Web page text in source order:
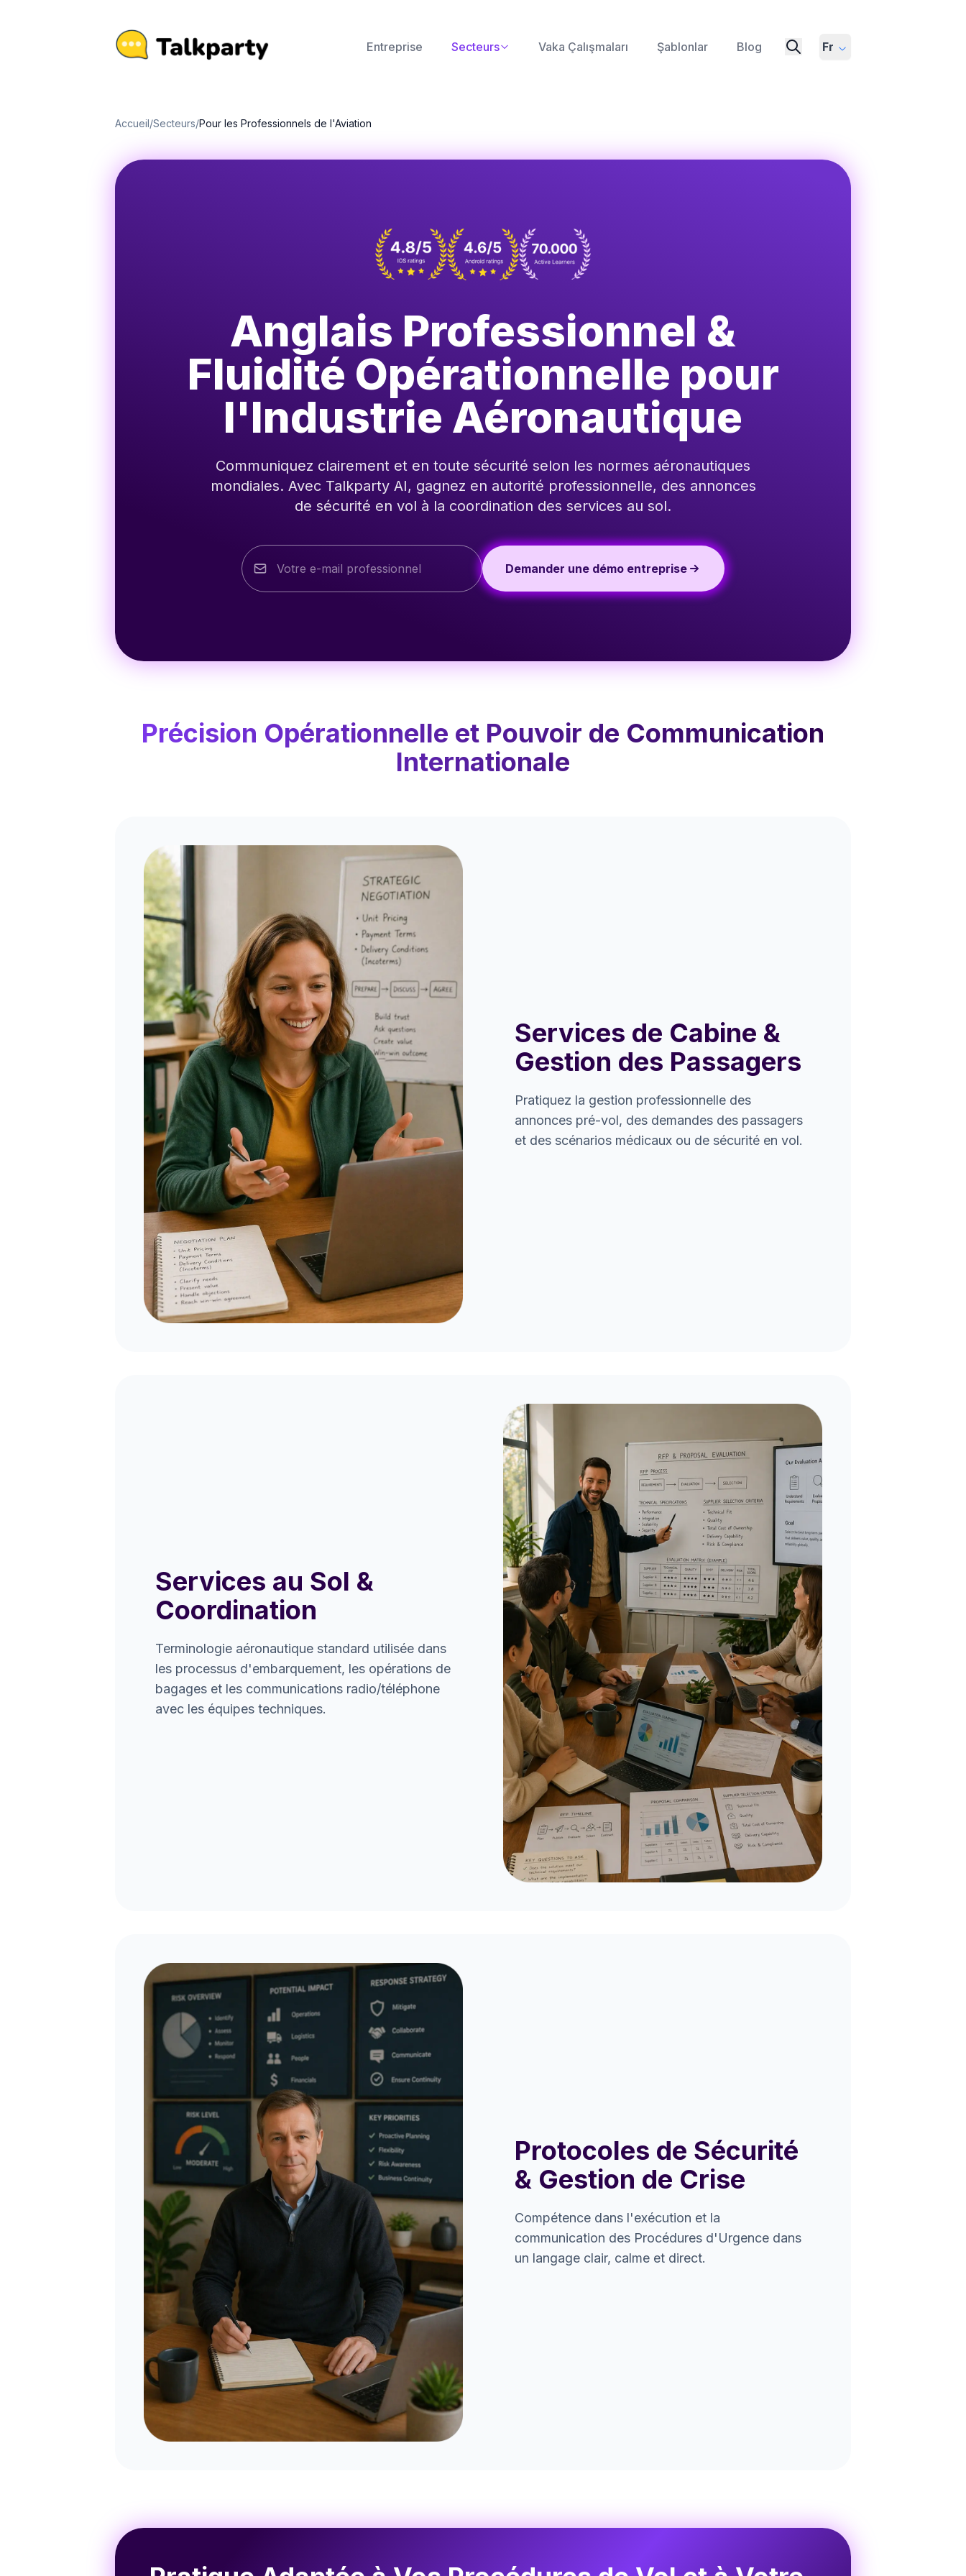
Entreprise Secteurs Vaka Çalışmaları Şablonlar Blog Fr
Accueil/Secteurs/Pour les Professionnels de l'Aviation
Anglais Professionnel &
Fluidité Opérationnelle pour
l'Industrie Aéronautique
Communiquez clairement et en toute sécurité selon les normes aéronautiques
mondiales. Avec Talkparty AI, gagnez en autorité professionnelle, des annonces
de sécurité en vol à la coordination des services au sol.
Demander une démo entreprise
Précision Opérationnelle et Pouvoir de Communication
Internationale
Services de Cabine &
Gestion des Passagers
Pratiquez la gestion professionnelle des
annonces pré-vol, des demandes des passagers
et des scénarios médicaux ou de sécurité en vol.
Services au Sol &
Coordination
Terminologie aéronautique standard utilisée dans
les processus d'embarquement, les opérations de
bagages et les communications radio/téléphone
avec les équipes techniques.
Protocoles de Sécurité
& Gestion de Crise
Compétence dans l'exécution et la
communication des Procédures d'Urgence dans
un langage clair, calme et direct.